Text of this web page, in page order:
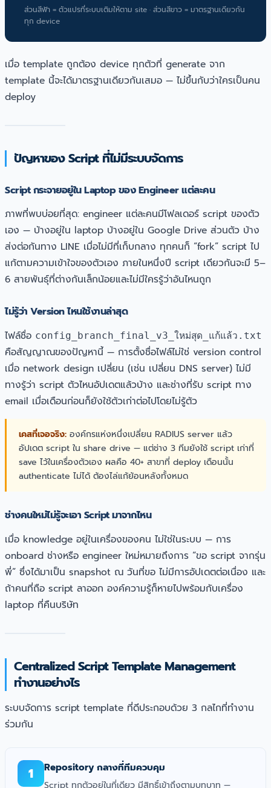
ส่วนสีฟ้า = ตัวแปรที่ระบบเติมให้ตาม site · ส่วนสีขาว = มาตรฐานเดียวกัน
ทุก device
เมื่อ template ถูกต้อง device ทุกตัวที่ generate จาก
template นี้จะได้มาตรฐานเดียวกันเสมอ — ไม่ขึ้นกับว่าใครเป็นคน
deploy
ปัญหาของ Script ที่ไม่มีระบบจัดการ
Script กระจายอยู่ใน Laptop ของ Engineer แต่ละคน
ภาพที่พบบ่อยที่สุด: engineer แต่ละคนมีโฟลเดอร์ script ของตัว
เอง — บ้างอยู่ใน laptop บ้างอยู่ใน Google Drive ส่วนตัว บ้าง
ส่งต่อกันทาง LINE เมื่อไม่มีที่เก็บกลาง ทุกคนก็ “fork” script ไป
แก้ตามความเข้าใจของตัวเอง ภายในหนึ่งปี script เดียวกันจะมี 5–
6 สายพันธุ์ที่ต่างกันเล็กน้อยและไม่มีใครรู้ว่าอันไหนถูก
ไม่รู้ว่า Version ไหนใช้งานล่าสุด
ไฟล์ชื่อ config_branch_final_v3_ใหม่สุด_แก้แล้ว.txt
คือสัญญาณของปัญหานี้ — การตั้งชื่อไฟล์ไม่ใช่ version control
เมื่อ network design เปลี่ยน (เช่น เปลี่ยน DNS server) ไม่มี
ทางรู้ว่า script ตัวไหนอัปเดตแล้วบ้าง และช่างที่รับ script ทาง
email เมื่อเดือนก่อนก็ยังใช้ตัวเก่าต่อไปโดยไม่รู้ตัว
เคสที่เจอจริง: องค์กรแห่งหนึ่งเปลี่ยน RADIUS server แล้ว
อัปเดต script ใน share drive — แต่ช่าง 3 ทีมยังใช้ script เก่าที่
save ไว้ในเครื่องตัวเอง ผลคือ 40+ สาขาที่ deploy เดือนนั้น
authenticate ไม่ได้ ต้องไล่แก้ย้อนหลังทั้งหมด
ช่างคนใหม่ไม่รู้จะเอา Script มาจากไหน
เมื่อ knowledge อยู่ในเครื่องของคน ไม่ใช่ในระบบ — การ
onboard ช่างหรือ engineer ใหม่หมายถึงการ “ขอ script จากรุ่น
พี่” ซึ่งได้มาเป็น snapshot ณ วันที่ขอ ไม่มีการอัปเดตต่อเนื่อง และ
ถ้าคนที่ถือ script ลาออก องค์ความรู้ก็หายไปพร้อมกับเครื่อง
laptop ที่คืนบริษัท
Centralized Script Template Management
ทำงานอย่างไร
ระบบจัดการ script template ที่ดีประกอบด้วย 3 กลไกที่ทำงาน
ร่วมกัน
1 Repository กลางที่ทีมควบคุม
Script ทุกตัวอยู่ในที่เดียว มีสิทธิ์เข้าถึงตามบทบาท —